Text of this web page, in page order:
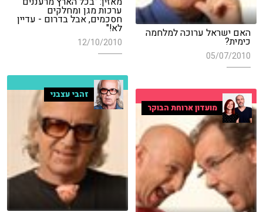
ערכות מגן ומחלקים
חסכמים, אבל בדרום - עדיין
לא!"
12/10/2010
האם ישראל ערוכה למלחמה
כימית?
05/07/2010
זהבי עצבני
מועדון ארוחת הבוקר